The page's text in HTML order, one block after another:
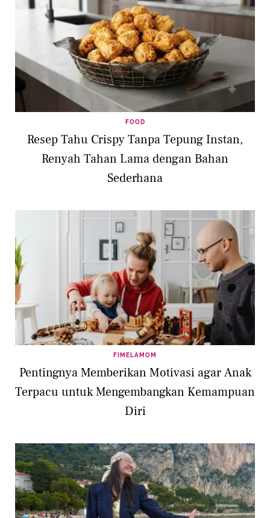
FOOD
Resep Tahu Crispy Tanpa Tepung Instan,
Renyah Tahan Lama dengan Bahan
Sederhana
FIMELAMOM
Pentingnya Memberikan Motivasi agar Anak
Terpacu untuk Mengembangkan Kemampuan
Diri